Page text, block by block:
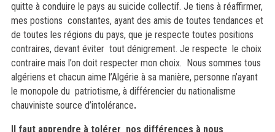
quitte à conduire le pays au suicide collectif. Je tiens à réaffirmer,
mes postions constantes, ayant des amis de toutes tendances et
de toutes les régions du pays, que je respecte toutes positions
contraires, devant éviter tout dénigrement. Je respecte le choix
contraire mais l’on doit respecter mon choix. Nous sommes tous
algériens et chacun aime l’Algérie à sa manière, personne n’ayant
le monopole du patriotisme, à différencier du nationalisme
chauviniste source d’intolérance.
Il faut apprendre à tolérer nos différences à nous